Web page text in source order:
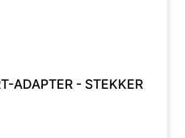
ADAPTER - STEKKER